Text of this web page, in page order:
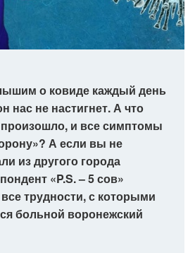
о ковиде каждый день
нас не настигнет. А что
произошло, и все симптомы
А если вы не
из другого города
«P.S. – 5 сов»
трудности, с которыми
больной воронежский